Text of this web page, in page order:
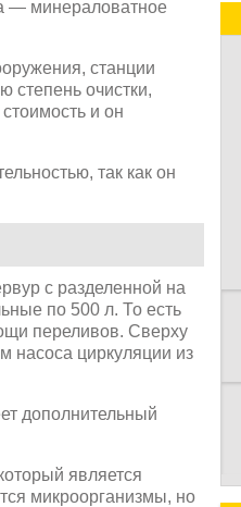
— минераловатное
станции
степень очистки,
и он
так как он
с разделенной на
по 500 л. То есть
переливов. Сверху
насоса циркуляции из
дополнительный
является
микроорганизмы, но